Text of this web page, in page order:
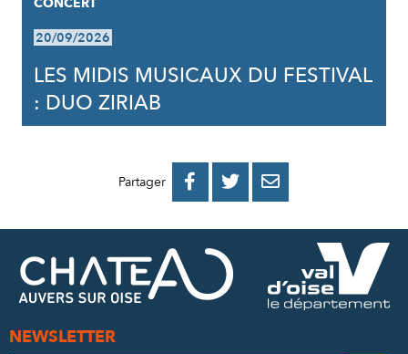
20/09/2026
LES MIDIS MUSICAUX DU FESTIVAL
: DUO ZIRIAB
Partager 
PARTAGER
FACEBOOK
PARTAGER
PARTAGER
MAIL
NEWSLETTER